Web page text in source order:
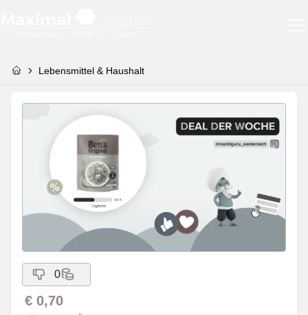
Lebensmittel & Haushalt
0
€ 0,70